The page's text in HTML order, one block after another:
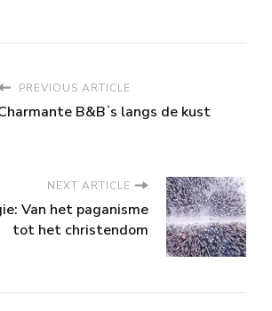
PREVIOUS ARTICLE
B&Bʼs langs de kust
NEXT ARTICLE
Van het paganisme
tot het christendom